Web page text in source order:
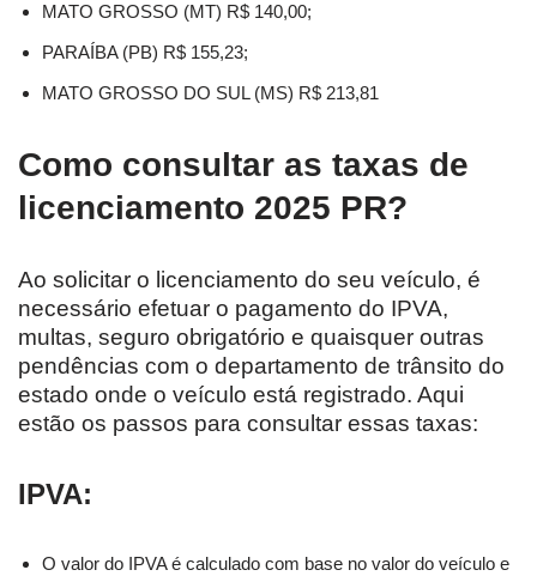
MATO GROSSO (MT) R$ 140,00;
PARAÍBA (PB) R$ 155,23;
MATO GROSSO DO SUL (MS) R$ 213,81
Como consultar as taxas de
licenciamento 2025 PR?
Ao solicitar o licenciamento do seu veículo, é
necessário efetuar o pagamento do IPVA,
multas, seguro obrigatório e quaisquer outras
pendências com o departamento de trânsito do
estado onde o veículo está registrado. Aqui
estão os passos para consultar essas taxas:
IPVA:
O valor do IPVA é calculado com base no valor do veículo e